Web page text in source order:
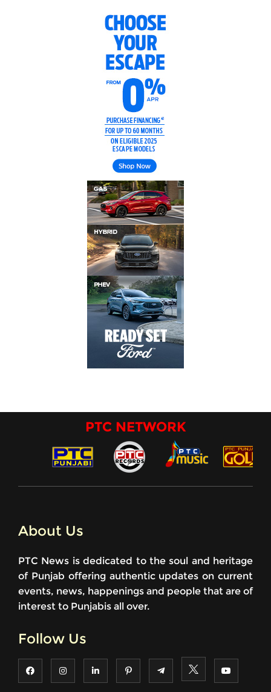
PTC NETWORK
About Us
PTC News is dedicated to the soul and heritage
of Punjab offering authentic updates on current
events, news, happenings and people that are of
interest to Punjabis all over.
Follow Us